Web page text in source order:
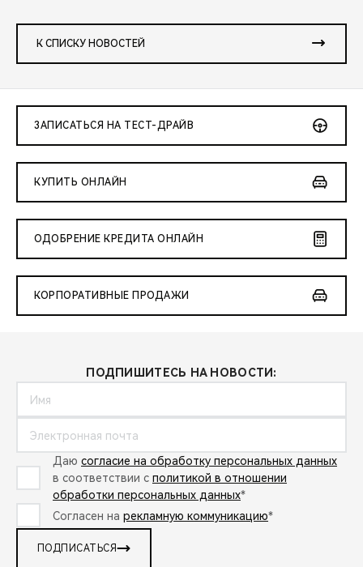
К СПИСКУ НОВОСТЕЙ
ЗАПИСАТЬСЯ НА ТЕСТ-ДРАЙВ
КУПИТЬ ОНЛАЙН
ОДОБРЕНИЕ КРЕДИТА ОНЛАЙН
КОРПОРАТИВНЫЕ ПРОДАЖИ
ПОДПИШИТЕСЬ НА НОВОСТИ:
Даю согласие на обработку персональных данных
в соответствии с политикой в отношении
обработки персональных данных*
Согласен на рекламную коммуникацию*
ПОДПИСАТЬСЯ